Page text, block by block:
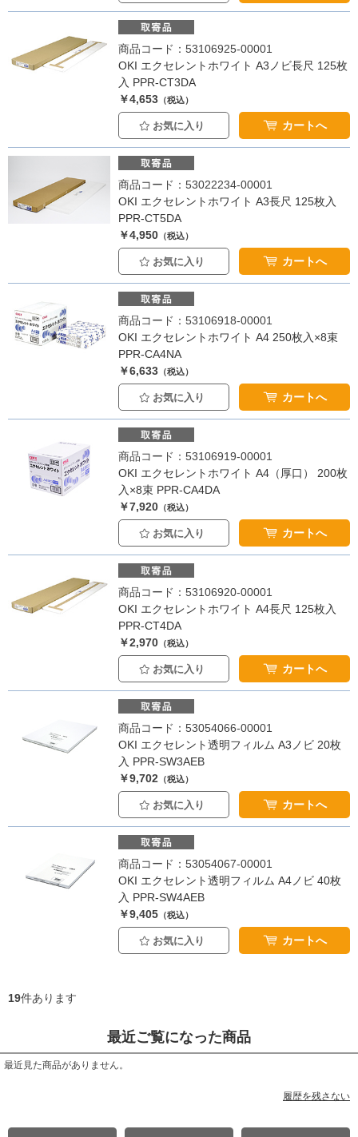
商品コード：53106925-00001
OKI エクセレントホワイト A3ノビ長尺 125枚
入 PPR-CT3DA
￥4,653 （税込）
お気に入り カートへ
商品コード：53022234-00001
OKI エクセレントホワイト A3長尺 125枚入
PPR-CT5DA
￥4,950 （税込）
お気に入り カートへ
商品コード：53106918-00001
OKI エクセレントホワイト A4 250枚入×8束
PPR-CA4NA
￥6,633 （税込）
お気に入り カートへ
商品コード：53106919-00001
OKI エクセレントホワイト A4（厚口） 200枚
入×8束 PPR-CA4DA
￥7,920 （税込）
お気に入り カートへ
商品コード：53106920-00001
OKI エクセレントホワイト A4長尺 125枚入
PPR-CT4DA
￥2,970 （税込）
お気に入り カートへ
商品コード：53054066-00001
OKI エクセレント透明フィルム A3ノビ 20枚
入 PPR-SW3AEB
￥9,702 （税込）
お気に入り カートへ
商品コード：53054067-00001
OKI エクセレント透明フィルム A4ノビ 40枚
入 PPR-SW4AEB
￥9,405 （税込）
お気に入り カートへ
19件あります
最近ご覧になった商品
最近見た商品がありません。
履歴を残さない